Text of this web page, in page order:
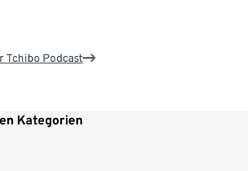
Tchibo Podcast
Kategorien